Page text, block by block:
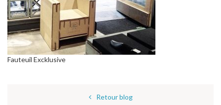
Fauteuil Excklusive
Retour blog